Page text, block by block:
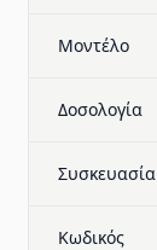
Μοντέλο
Δοσολογία
Συσκευασία
Κωδικός